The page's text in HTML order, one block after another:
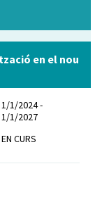
en el nou
1/1/2024 -
1/1/2027
EN CURS